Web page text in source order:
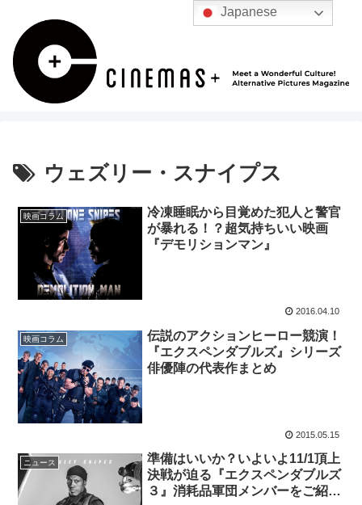
ウェズリー・スナイプス
映画コラム
冷凍睡眠から目覚めた犯人と警官
が暴れる！？超気持ちいい映画
『デモリションマン』
2016.04.10
映画コラム
伝説のアクションヒーロー競演！
『エクスペンダブルズ』シリーズ
俳優陣の代表作まとめ
2015.05.15
ニュース
準備はいいか？いよいよ11/1頂上
決戦が迫る『エクスペンダブルズ
３』消耗品軍団メンバーをご紹
Japanese